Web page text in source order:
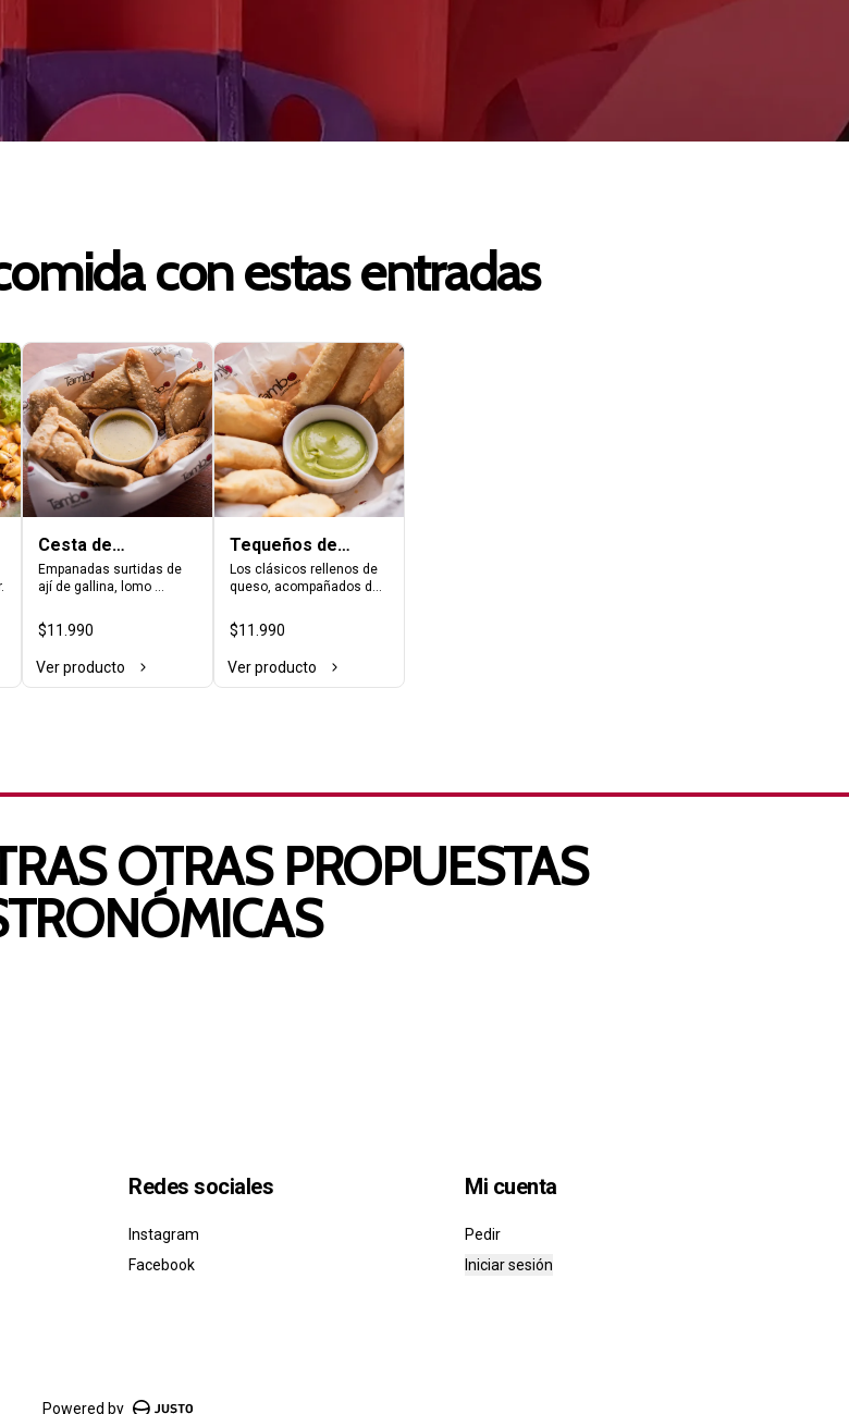
con estas entradas
Cesta de
Empanadas
Empanadas surtidas de
ají de gallina, lomo
servidas con salsa de ají
amarillo.
$11.990
Ver producto
Tequeños de
Queso
Los clásicos rellenos de
queso, acompañados de
guacamole. 10 unidades.
$11.990
Ver producto
OTRAS PROPUESTAS
Redes sociales
Instagram
Facebook
Mi cuenta
Pedir
Iniciar sesión
Powered by